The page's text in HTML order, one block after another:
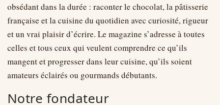
obsédant dans la durée : raconter le chocolat, la pâtisserie
française et la cuisine du quotidien avec curiosité, rigueur
et un vrai plaisir d’écrire. Le magazine s’adresse à toutes
celles et tous ceux qui veulent comprendre ce qu’ils
mangent et progresser dans leur cuisine, qu’ils soient
amateurs éclairés ou gourmands débutants.
Notre fondateur